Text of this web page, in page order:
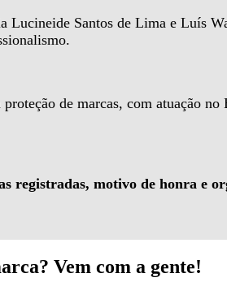
Lucineide Santos de Lima e Luís
de marcas, com atuação no
registradas, motivo de honra e
Vem com a gente!